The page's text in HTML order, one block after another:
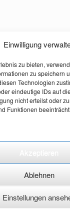
Einwilligung
zu bieten,
zu speichern
Technologien
eindeutige IDs auf
nicht erteilst oder
Funktionen
Ablehnen
Einstellungen
·AGB ·